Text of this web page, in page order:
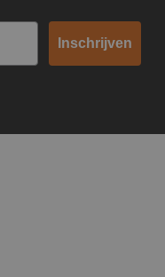
Inschrijven